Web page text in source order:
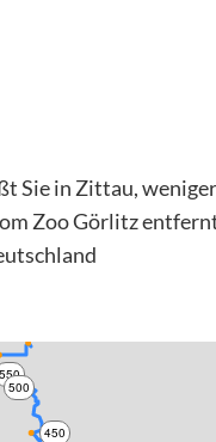
in Zittau, weniger
Zoo Görlitz
450
500
550